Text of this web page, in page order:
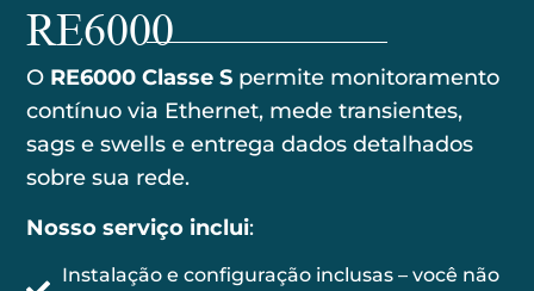
RE6000
O RE6000 Classe S permite monitoramento
contínuo via Ethernet, medetransientes,
sags e swells e entrega dados detalhados
sobre sua rede.
Nosso serviço inclui:
Instalação e configuração inclusas – você não